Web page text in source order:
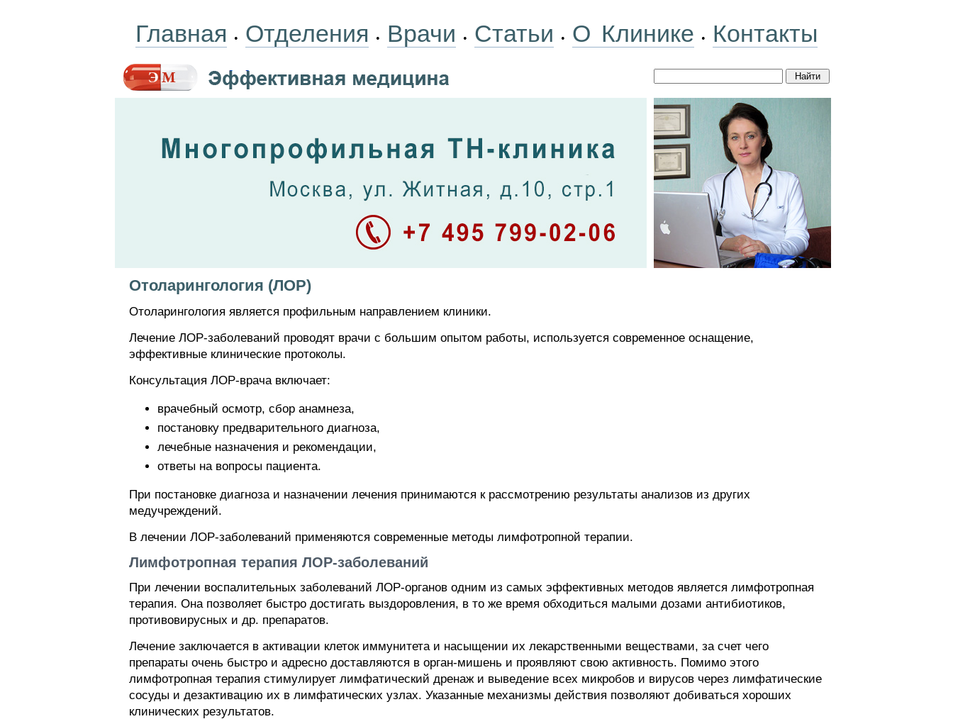
Главная • Отделения • Врачи • Статьи • О Клинике • Контакты
Отоларингология (ЛОР)
Отоларингология является профильным направлением клиники.
Лечение ЛОР-заболеваний проводят врачи с большим опытом работы, используется современное оснащение,
эффективные клинические протоколы.
Консультация ЛОР-врача включает:
врачебный осмотр, сбор анамнеза,
постановку предварительного диагноза,
лечебные назначения и рекомендации,
ответы на вопросы пациента.
При постановке диагноза и назначении лечения принимаются к рассмотрению результаты анализов из других
медучреждений.
В лечении ЛОР-заболеваний применяются современные методы лимфотропной терапии.
Лимфотропная терапия ЛОР-заболеваний
При лечении воспалительных заболеваний ЛОР-органов одним из самых эффективных методов является лимфотропная
терапия. Она позволяет быстро достигать выздоровления, в то же время обходиться малыми дозами антибиотиков,
противовирусных и др. препаратов.
Лечение заключается в активации клеток иммунитета и насыщении их лекарственными веществами, за счет чего
препараты очень быстро и адресно доставляются в орган-мишень и проявляют свою активность. Помимо этого
лимфотропная терапия стимулирует лимфатический дренаж и выведение всех микробов и вирусов через лимфатические
сосуды и дезактивацию их в лимфатических узлах. Указанные механизмы действия позволяют добиваться хороших
клинических результатов.